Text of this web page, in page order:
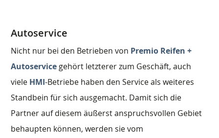
Autoservice
Nicht nur bei den Betrieben von Premio Reifen +
Autoservice gehört letzterer zum Geschäft, auch
viele HMI-Betriebe haben den Service als weiteres
Standbein für sich ausgemacht. Damit sich die
Partner auf diesem äußerst anspruchsvollen Gebiet
behaupten können, werden sie vom